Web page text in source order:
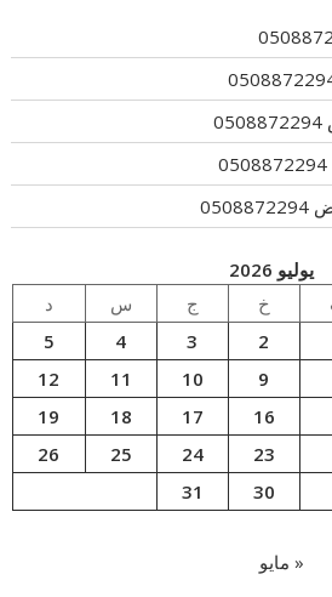
يوليو 2026
خ ج س
د
2
3
4
5
9
10
11
12
16
17
18
19
23
24
25
26
30
31
« مايو